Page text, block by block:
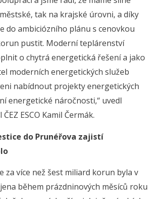
tak na krajské úrovni, a díky
do ambiciózního plánu s cenovkou
pustit. Moderní teplárenství
o chytrá energetická řešení a jako
moderních energetických služeb
nabídnout projekty energetických
energetické náročnosti,“ uvedl
ESCO Kamil Čermák.
do Prunéřova zajistí
za více než šest miliard korun byla v
během prázdninových měsíců roku